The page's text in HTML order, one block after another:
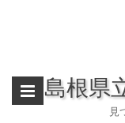
島根県
見